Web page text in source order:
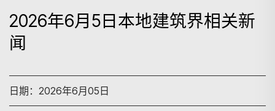
2026年6月5日本地建筑界相关新
闻
日期：2026年6月05日